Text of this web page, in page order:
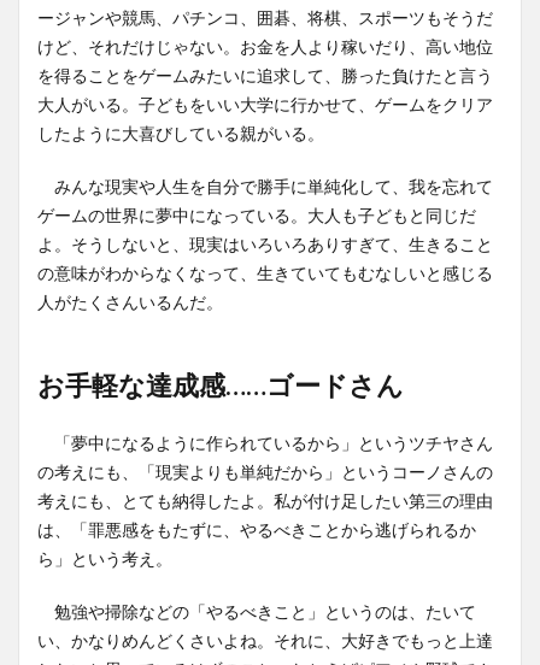
ージャンや競馬、パチンコ、囲碁、将棋、スポーツもそうだ
けど、それだけじゃない。お金を人より稼いだり、高い地位
を得ることをゲームみたいに追求して、勝った負けたと言う
大人がいる。子どもをいい大学に行かせて、ゲームをクリア
したように大喜びしている親がいる。
みんな現実や人生を自分で勝手に単純化して、我を忘れて
ゲームの世界に夢中になっている。大人も子どもと同じだ
よ。そうしないと、現実はいろいろありすぎて、生きること
の意味がわからなくなって、生きていてもむなしいと感じる
人がたくさんいるんだ。
お手軽な達成感……ゴードさん
「夢中になるように作られているから」というツチヤさん
の考えにも、「現実よりも単純だから」というコーノさんの
考えにも、とても納得したよ。私が付け足したい第三の理由
は、「罪悪感をもたずに、やるべきことから逃げられるか
ら」という考え。
勉強や掃除などの「やるべきこと」というのは、たいて
い、かなりめんどくさいよね。それに、大好きでもっと上達